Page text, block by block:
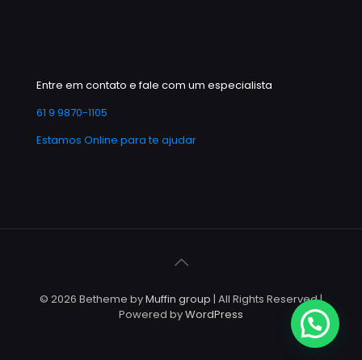
Entre em contato e fale com um especialista
61 9 9870-1105
Estamos Online para te ajudar
© 2026 Betheme byMuffin group | All Rights Reserved |
Powered byWordPress